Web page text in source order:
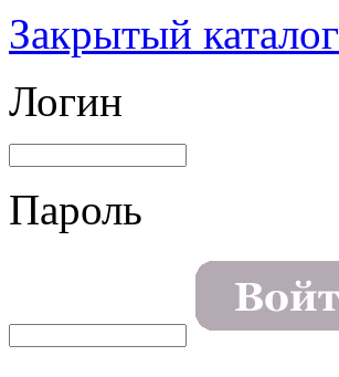
Закрытый каталог
Логин
Пароль